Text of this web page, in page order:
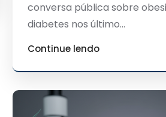
conversa pública sobre
diabetes nos último...
Continue lendo